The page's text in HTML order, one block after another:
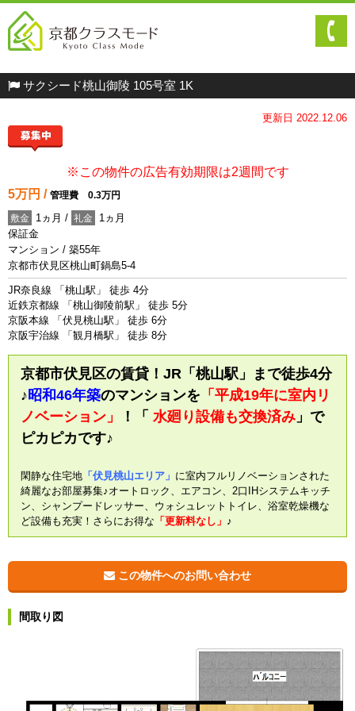
サクシード桃山御陵 105号室 1K
更新日 2022.12.06
※この物件の広告有効期限は2週間です
5万円 / 管理費 0.3万円
敷金 1ヵ月 / 礼金
1ヵ月
保証金
マンション / 築55年
京都市伏見区桃山町鍋島5-4
JR奈良線 「桃山駅」 徒歩 4分
近鉄京都線 「桃山御陵前駅」 徒歩 5分
京阪本線 「伏見桃山駅」 徒歩 6分
京阪宇治線 「観月橋駅」 徒歩 8分
京都市伏見区の賃貸！JR「桃山駅」まで徒歩4分
♪昭和46年築のマンションを 「平成19年に室内リ
ノベーション」
！「 水廻り設備も交換済み 」で
ピカピカです♪
閑静な住宅地 「伏見桃山エリア」 に室内フルリノベーションされた
綺麗なお部屋募集♪オートロック、エアコン、2口IHシステムキッチ
ン、シャンプードレッサー、ウォシュレットトイレ、浴室乾燥機な
ど設備も充実！さらにお得な 「更新料なし」 ♪
この物件へのお問い合わせ
間取り図